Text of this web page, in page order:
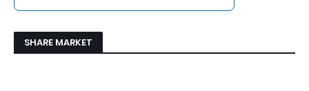
SHARE MARKET